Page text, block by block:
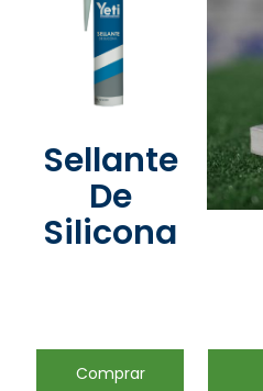
Sellante
De
Silicona
Comprar